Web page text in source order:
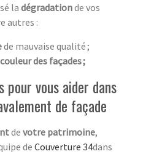
la dégradationde vos
autres :
de mauvaise qualité ;
couleur des façades ;
pour vous aider dans
de façade
de votre patrimoine,
de Couverture 34dans